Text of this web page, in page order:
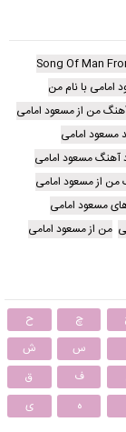
Song Of Man
با نام من
من از مسعود امامی
مسعود امامی
آهنگ مسعود امامی
من از مسعود امامی
مسعود امامی
من از مسعود امامی
چ
ح
س
ش
ف
ق
ه ی